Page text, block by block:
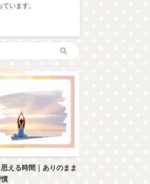
います。
える時間｜ありのまま